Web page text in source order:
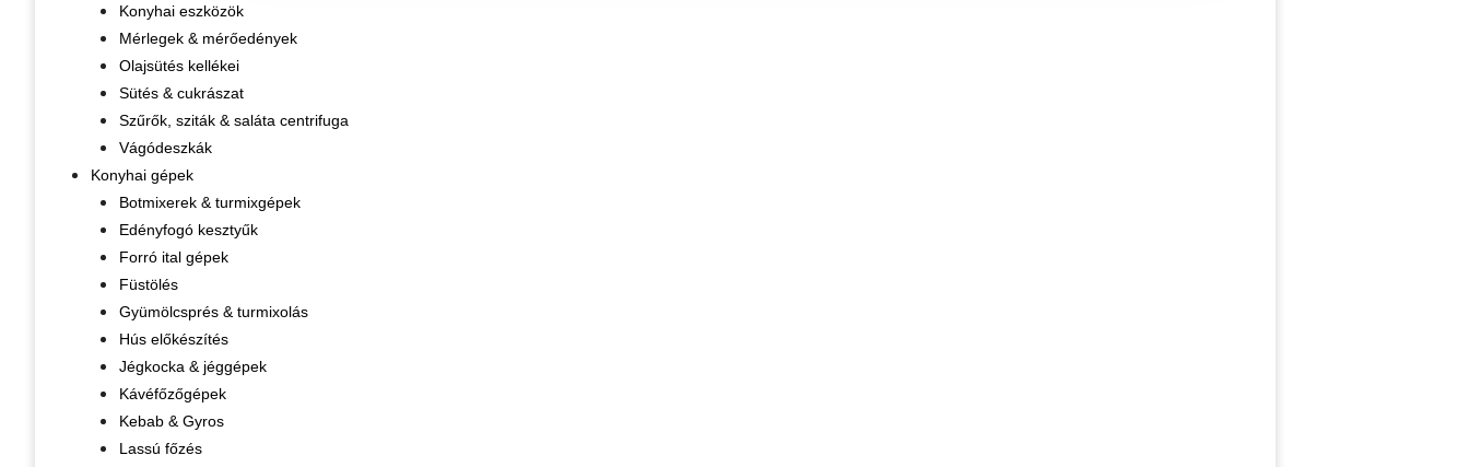
Konyhai eszközök
Mérlegek & mérőedények
Olajsütés kellékei
Sütés & cukrászat
Szűrők, sziták & saláta centrifuga
Vágódeszkák
Konyhai gépek
Botmixerek & turmixgépek
Edényfogó kesztyűk
Forró ital gépek
Füstölés
Gyümölcsprés & turmixolás
Hús előkészítés
Jégkocka & jéggépek
Kávéfőzőgépek
Kebab & Gyros
Lassú főzés